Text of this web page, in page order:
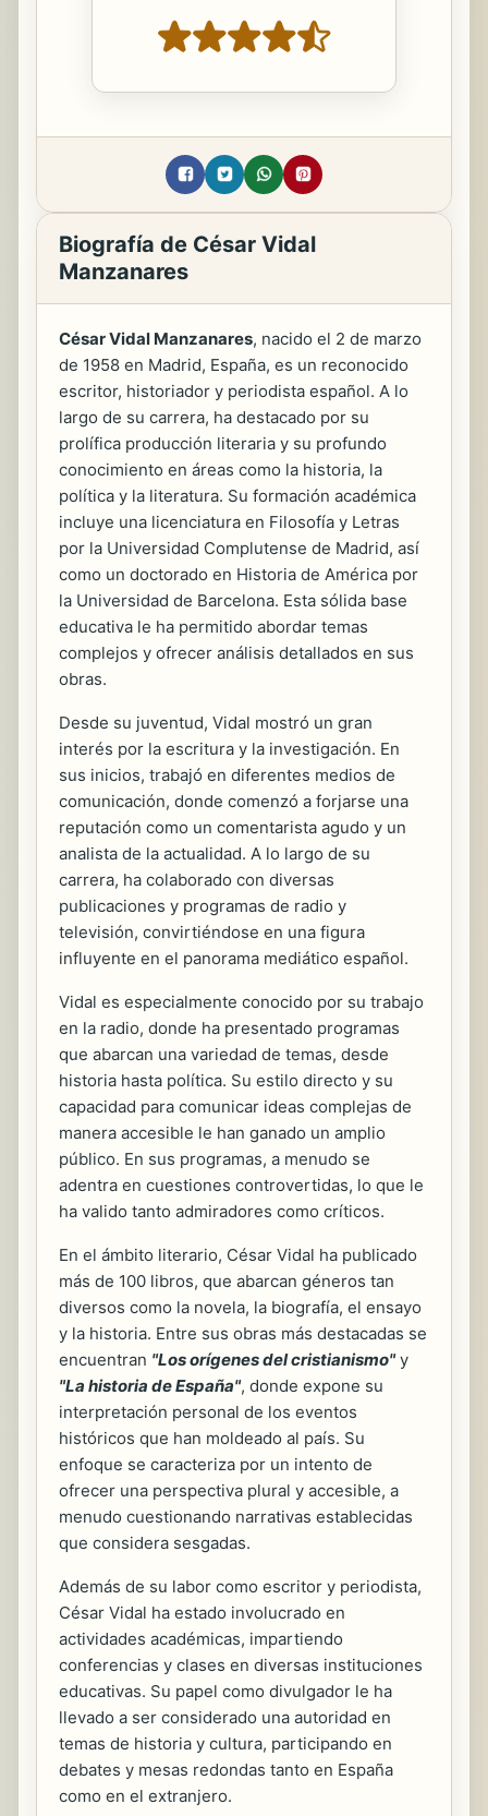
Biografía de César Vidal
Manzanares
César Vidal Manzanares, nacido el 2 de marzo
de 1958 en Madrid, España, es un reconocido
escritor, historiador y periodista español. A lo
largo de su carrera, ha destacado por su
prolífica producción literaria y su profundo
conocimiento en áreas como la historia, la
política y la literatura. Su formación académica
incluye una licenciatura en Filosofía y Letras
por la Universidad Complutense de Madrid, así
como un doctorado en Historia de América por
la Universidad de Barcelona. Esta sólida base
educativa le ha permitido abordar temas
complejos y ofrecer análisis detallados en sus
obras.
Desde su juventud, Vidal mostró un gran
interés por la escritura y la investigación. En
sus inicios, trabajó en diferentes medios de
comunicación, donde comenzó a forjarse una
reputación como un comentarista agudo y un
analista de la actualidad. A lo largo de su
carrera, ha colaborado con diversas
publicaciones y programas de radio y
televisión, convirtiéndose en una figura
influyente en el panorama mediático español.
Vidal es especialmente conocido por su trabajo
en la radio, donde ha presentado programas
que abarcan una variedad de temas, desde
historia hasta política. Su estilo directo y su
capacidad para comunicar ideas complejas de
manera accesible le han ganado un amplio
público. En sus programas, a menudo se
adentra en cuestiones controvertidas, lo que le
ha valido tanto admiradores como críticos.
En el ámbito literario, César Vidal ha publicado
más de 100 libros, que abarcan géneros tan
diversos como la novela, la biografía, el ensayo
y la historia. Entre sus obras más destacadas se
encuentran "Los orígenes del cristianismo"y
"La historia de España", donde expone su
interpretación personal de los eventos
históricos que han moldeado al país. Su
enfoque se caracteriza por un intento de
ofrecer una perspectiva plural y accesible, a
menudo cuestionando narrativas establecidas
que considera sesgadas.
Además de su labor como escritor y periodista,
César Vidal ha estado involucrado en
actividades académicas, impartiendo
conferencias y clases en diversas instituciones
educativas. Su papel como divulgador le ha
llevado a ser considerado una autoridad en
temas de historia y cultura, participando en
debates y mesas redondas tanto en España
como en el extranjero.